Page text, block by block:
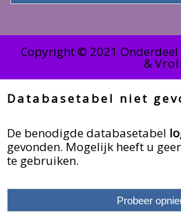
Copyright © 2021 Onderdeel
&
Databasetabel niet
De benodigde databasetabel
gevonden. Mogelijk heeft u
te gebruiken.